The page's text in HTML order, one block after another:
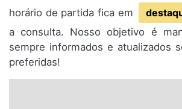
horário de partida fica em
a consulta. Nosso objetivo é
sempre informados e atualizados
preferidas!